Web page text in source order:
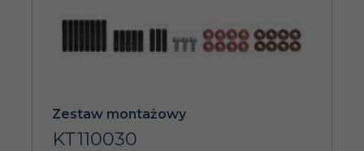
Zestaw montażowy
KT110030